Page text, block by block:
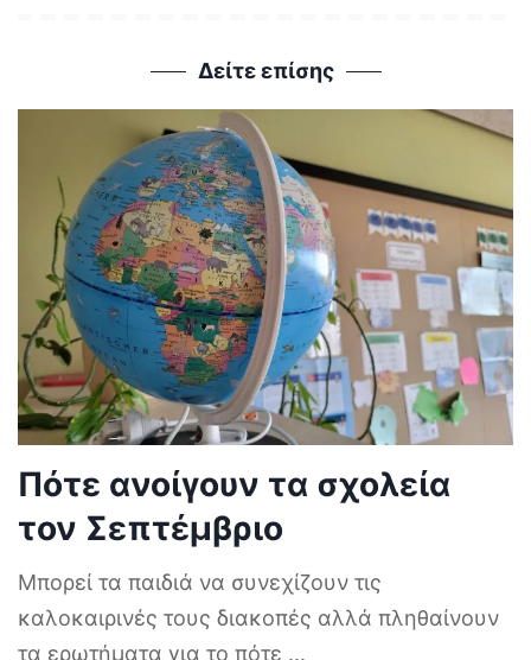
Δείτε επίσης
Πότε ανοίγουν τα σχολεία
τον Σεπτέμβριο
Μπορεί τα παιδιά να συνεχίζουν τις
καλοκαιρινές τους διακοπές αλλά πληθαίνουν
τα ερωτήματα για το πότε ...